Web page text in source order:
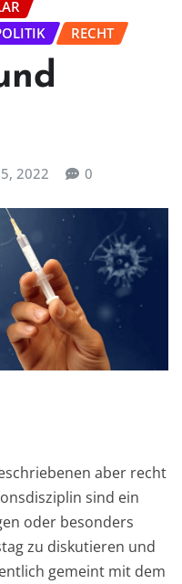
RECHT
2022 0
aber recht
sind ein
oder besonders
zu diskutieren und
gemeint mit dem